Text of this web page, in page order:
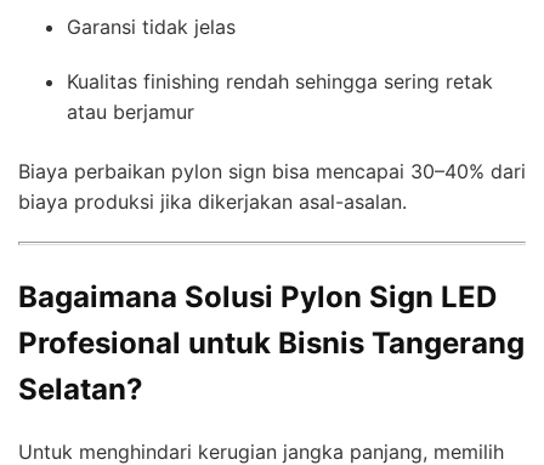
Garansi tidak jelas
Kualitas finishing rendah sehingga sering retak
atau berjamur
Biaya perbaikan pylon sign bisa mencapai 30–40% dari
biaya produksi jika dikerjakan asal-asalan.
Bagaimana Solusi Pylon Sign LED
Profesional untuk Bisnis Tangerang
Selatan?
Untuk menghindari kerugian jangka panjang, memilih